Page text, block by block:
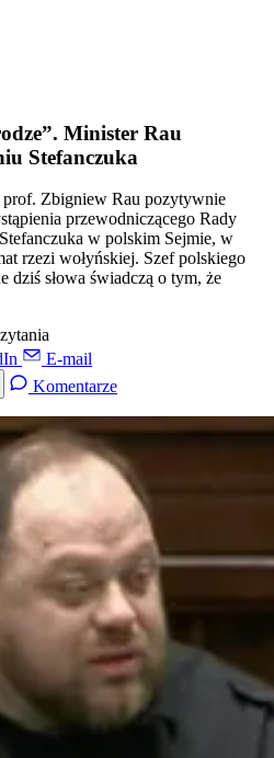
Minister Rau
Stefanczuka
Zbigniew Rau pozytywnie
przewodniczącego Rady
w polskim Sejmie, w
rzezi wołyńskiej. Szef polskiego
dziś słowa świadczą o tym, że
E-mail
Komentarze